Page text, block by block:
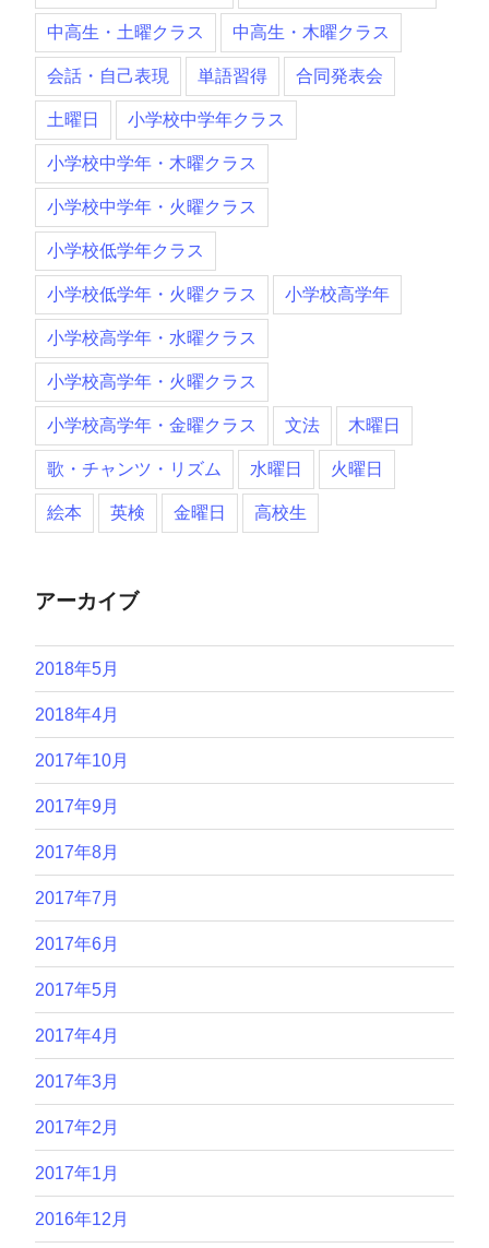
中高生・土曜クラス 中高生・木曜クラス
会話・自己表現 単語習得 合同発表会
土曜日 小学校中学年クラス
小学校中学年・木曜クラス
小学校中学年・火曜クラス
小学校低学年クラス
小学校低学年・火曜クラス 小学校高学年
小学校高学年・水曜クラス
小学校高学年・火曜クラス
小学校高学年・金曜クラス 文法 木曜日
歌・チャンツ・リズム 水曜日 火曜日
絵本 英検 金曜日 高校生
アーカイブ
2018年5月
2018年4月
2017年10月
2017年9月
2017年8月
2017年7月
2017年6月
2017年5月
2017年4月
2017年3月
2017年2月
2017年1月
2016年12月